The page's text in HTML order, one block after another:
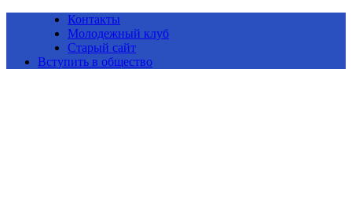
Контакты
Молодежный клуб
Старый сайт
Вступить в общество